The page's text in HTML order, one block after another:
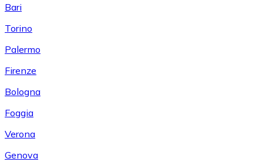
Bari
Torino
Palermo
Firenze
Bologna
Foggia
Verona
Genova